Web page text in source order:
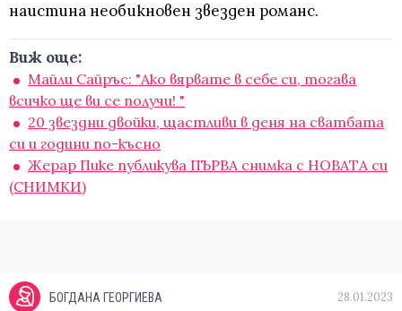
наистина необикновен звезден романс.
Виж още:
Майли Сайръс: "Ако вярвате в себе си, тогава
всичко ще ви се получи! "
20 звездни двойки, щастливи в деня на сватбата
си и години по-късно
Жерар Пике публикува ПЪРВА снимка с НОВАТА си
(СНИМКИ)
БОГДАНА ГЕОРГИЕВА 28.01.2023